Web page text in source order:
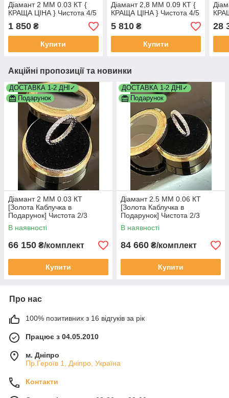
Діамант 2 ММ 0.03 КТ {
КРАЩА ЦІНА } Чистота 4/5
1 850 ₴
Купити
Діамант 2,8 ММ 0.09 КТ {
КРАЩА ЦІНА } Чистота 4/5
5 810₴
Купити
28
Акційні пропозиції та новинки
ДОСТАВКА 1-2 ДНІ✓
Подарунок
Діамант 2 ММ 0.03 КТ
[Золота Каблучка в
Подарунок] Чистота 2/3
В наявності
66 150 ₴/комплект
Купити
ДОСТАВКА 1-2 ДНІ✓
Подарунок
Діамант 2.5 ММ 0.06 КТ
[Золота Каблучка в
Подарунок] Чистота 2/3
В наявності
84 660 ₴/комплект
Купити
Про нас
100% позитивних з 16 відгуків за рік
Працює з 04.05.2010
м. Дніпро
Пр.Героїв 1, Дніпро, Україна
Контакти